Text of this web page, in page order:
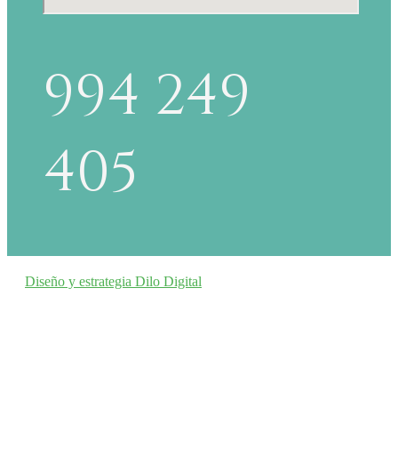
994 249
405
Diseño y estrategia Dilo Digital